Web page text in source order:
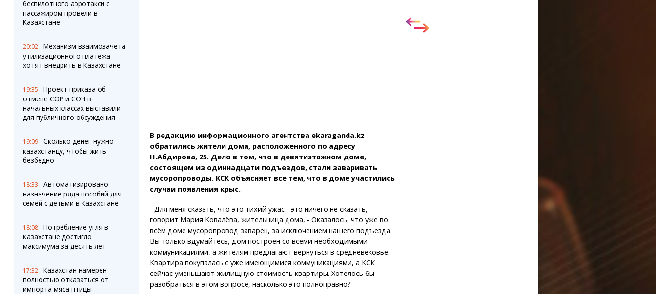
Штрихи
Фотокомиксы
Коллаж недели
Медиа
Фото
Видео
3D-тур
Timelapse
беспилотного аэротакси с
пассажиром провели в
Казахстане
20:02
Механизм взаимозачета
утилизационного платежа
хотят внедрить в Казахстане
19:35
Проект приказа об
отмене СОР и СОЧ в
начальных классах выставили
для публичного обсуждения
19:09
Сколько денег нужно
казахстанцу, чтобы жить
безбедно
18:33
Автоматизировано
назначение ряда пособий для
семей с детьми в Казахстане
18:08
Потребление угля в
Казахстане достигло
максимума за десять лет
17:32
Казахстан намерен
полностью отказаться от
импорта мяса птицы
В редакцию информационного агентства ekaraganda.kz
обратились жители дома, расположенного по адресу
Н.Абдирова, 25. Дело в том, что в девятиэтажном доме,
состоящем из одиннадцати подъездов, стали заваривать
мусоропроводы. КСК объясняет всё тем, что в доме участились
случаи появления крыс.
- Для меня сказать, что это тихий ужас - это ничего не сказать, -
говорит Мария Ковалёва, жительница дома, - Оказалось, что уже во
всём доме мусоропровод заварен, за исключением нашего подъезда.
Вы только вдумайтесь, дом построен со всеми необходимыми
коммуникациями, а жителям предлагают вернуться в средневековье.
Квартира покупалась с уже имеющимися коммуникациями, а КСК
сейчас уменьшают жилищную стоимость квартиры. Хотелось бы
разобраться в этом вопросе, насколько это полноправно?